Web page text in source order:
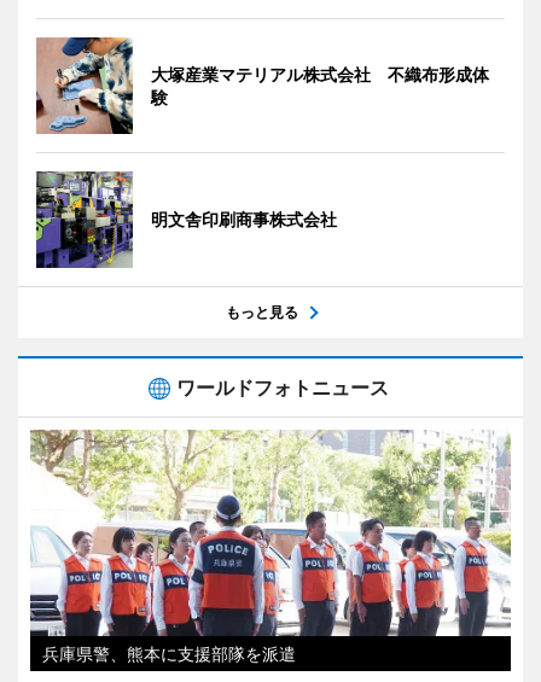
大塚産業マテリアル株式会社 不織布形成体
験
明文舎印刷商事株式会社
もっと見る
ワールドフォトニュース
兵庫県警、熊本に支援部隊を派遣